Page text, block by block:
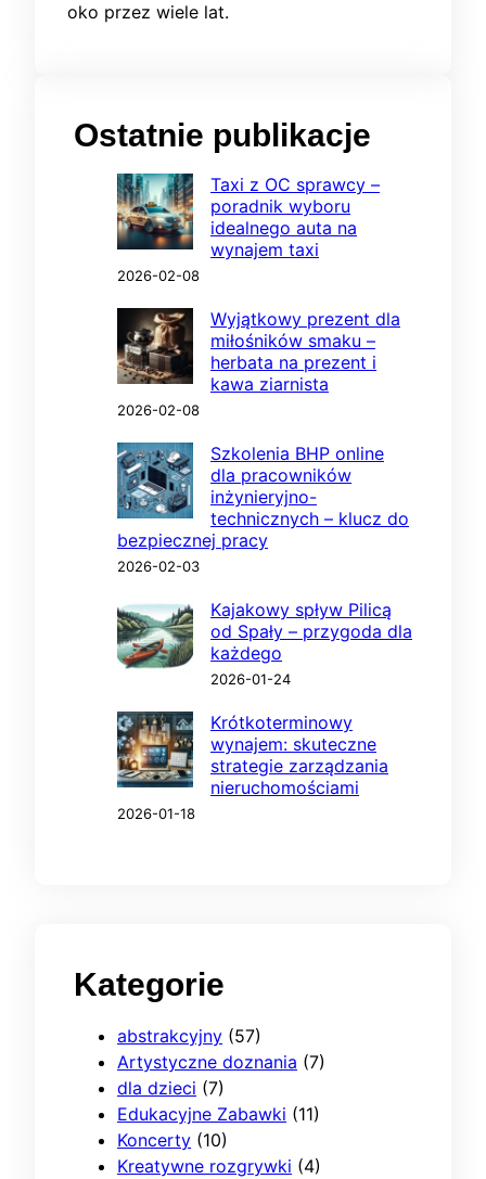
oko przez wiele lat.
Ostatnie publikacje
Taxi z OC sprawcy –
poradnik wyboru
idealnego auta na
wynajem taxi
2026-02-08
Wyjątkowy prezent dla
miłośników smaku –
herbata na prezent i
kawa ziarnista
2026-02-08
Szkolenia BHP online
dla pracowników
inżynieryjno-
technicznych – klucz do
bezpiecznej pracy
2026-02-03
Kajakowy spływ Pilicą
od Spały – przygoda dla
każdego
2026-01-24
Krótkoterminowy
wynajem: skuteczne
strategie zarządzania
nieruchomościami
2026-01-18
Kategorie
abstrakcyjny (57)
Artystyczne doznania (7)
dla dzieci (7)
Edukacyjne Zabawki (11)
Koncerty (10)
Kreatywne rozgrywki (4)